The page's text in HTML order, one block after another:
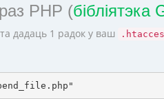
PHP (бібліятэка
дадаць 1 радок у ваш